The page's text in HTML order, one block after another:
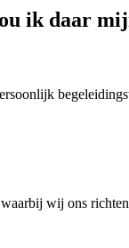
ik daar
wij ons